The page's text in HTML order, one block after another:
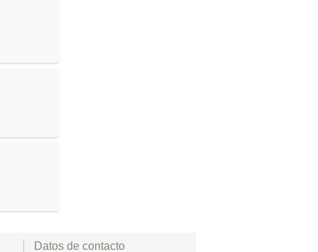
Datos de contacto